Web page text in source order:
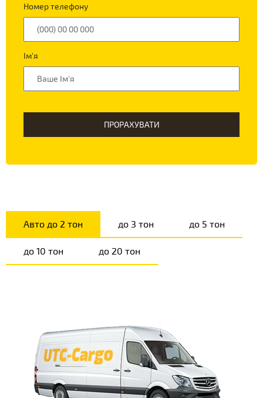
Номер телефону
Ім'я
ПРОРАХУВАТИ
Авто до 2 тон до 3 тон до 5 тон
до 10 тон до 20 тон